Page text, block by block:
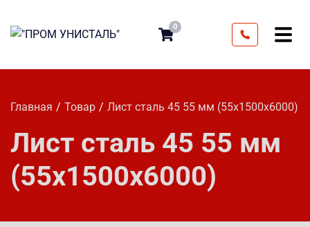
0
Главная Товар Лист сталь 45 55 мм (55х1500х6000)
Лист сталь 45 55 мм
(55х1500х6000)